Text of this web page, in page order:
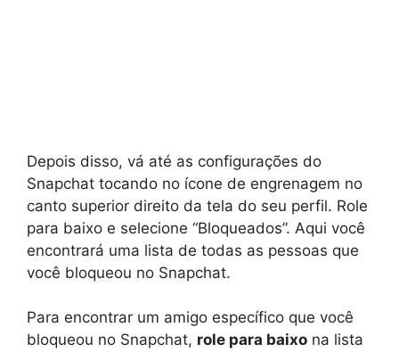
Depois disso, vá até as configurações do
Snapchat tocando no ícone de engrenagem no
canto superior direito da tela do seu perfil. Role
para baixo e selecione “Bloqueados”. Aqui você
encontrará uma lista de todas as pessoas que
você bloqueou no Snapchat.
Para encontrar um amigo específico que você
bloqueou no Snapchat, role para baixo na lista